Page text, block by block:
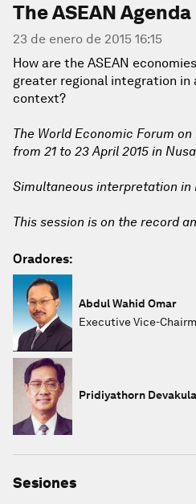
The ASEAN Agenda
23 de enero de 2015 16:15
How are the ASEAN
greater regional integration in
context?
The World Economic Forum
from 21 to 23 April 2015 in
Simultaneous interpretation in
This session is on the record
Oradores:
Abdul Wahid Omar
Executive Vice-
Pridiyathorn Devakula
Sesiones